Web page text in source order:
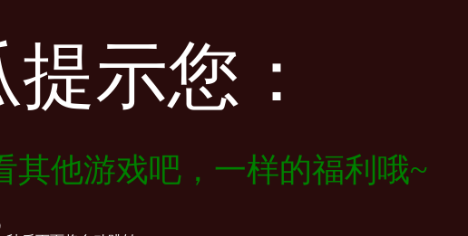
示您：
其他游戏吧，一样的福利哦~